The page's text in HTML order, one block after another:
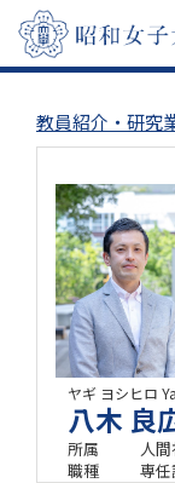
教員紹介・研究
ヤギ ヨシヒロ
八木 良
所属
人
職種
専